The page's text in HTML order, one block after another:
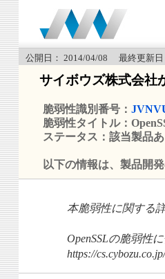
公開日： 2014/04/08 最終更新日
サイボウズ株式会社
脆弱性識別番号：
脆弱性タイトル：
ステータス：該当製品あ
以下の情報は、製品開
本脆弱性に関する
OpenSSLの脆弱性
https://